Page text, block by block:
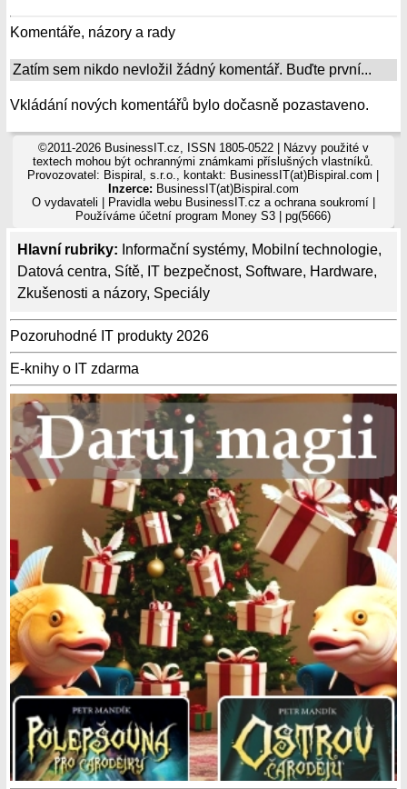
Hlavní rubriky: Informační systémy, Mobilní technologie,
Datová centra, Sítě, IT bezpečnost, Software, Hardware,
Zkušenosti a názory, Speciály
Pozoruhodné IT produkty 2026
E-knihy o IT zdarma
Komentáře, názory a rady
Zatím sem nikdo nevložil žádný komentář. Buďte první...
Vkládání nových komentářů bylo dočasně pozastaveno.
©2011-2026 BusinessIT.cz, ISSN 1805-0522 | Názvy použité v
textech mohou být ochrannými známkami příslušných vlastníků.
Provozovatel: Bispiral, s.r.o., kontakt: BusinessIT(at)Bispiral.com |
Inzerce: BusinessIT(at)Bispiral.com
O vydavateli
Pravidla webu BusinessIT.cz a ochrana soukromí|
Používámeúčetní program Money S3 | pg(5666)